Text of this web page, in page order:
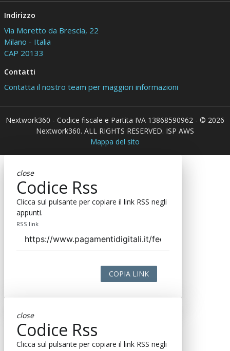
Indirizzo
Via Moretto da Brescia, 22
Milano - Italia
CAP 20133
Contatti
Contatta il nostro team per maggiori informazioni
Nextwork360 - Codice fiscale e Partita IVA 13868590962 - © 2026
Nextwork360. ALL RIGHTS RESERVED. ISP AWS
Mappa del sito
close
Codice Rss
Clicca sul pulsante per copiare il link RSS negli
appunti.
RSS link
COPIA LINK
close
Codice Rss
Clicca sul pulsante per copiare il link RSS negli